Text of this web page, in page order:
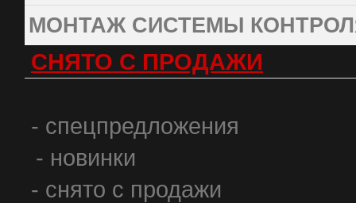
МОНТАЖ СИСТЕМЫ
СНЯТО С ПРОДАЖИ
- спецпредложения
- новинки
- снято с продажи